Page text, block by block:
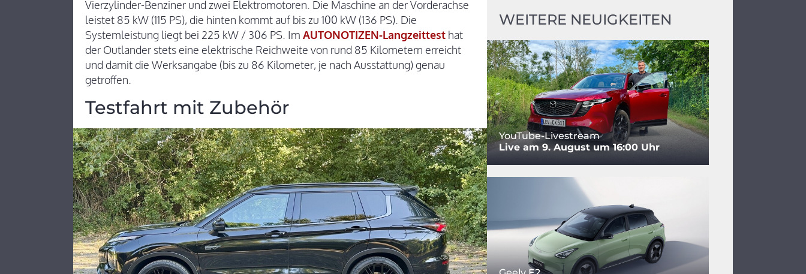
Vierzylinder-Benziner und zwei Elektromotoren. Die Maschine an der Vorderachse
leistet 85 kW (115 PS), die hinten kommt auf bis zu 100 kW (136 PS). Die
Systemleistung liegt bei 225 kW / 306 PS. Im AUTONOTIZEN-Langzeittest hat
der Outlander stets eine elektrische Reichweite von rund 85 Kilometern erreicht
und damit die Werksangabe (bis zu 86 Kilometer, je nach Ausstattung) genau
getroffen.
Testfahrt mit Zubehör
WEITERE NEUIGKEITEN
YouTube-Livestream
Live am 9. August um 16:00 Uhr